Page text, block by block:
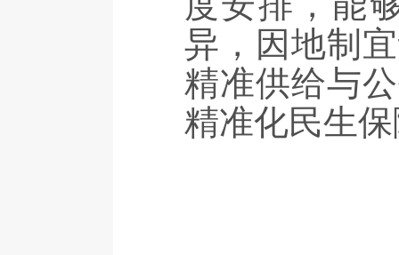
异，因地制
精准供给与
精准化民生